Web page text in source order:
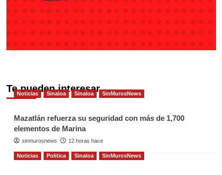
Te pueden interesar
Noticias Sinaloa Sinaloa SinMurosNews
Mazatlán refuerza su seguridad con más de 1,700
elementos de Marina
sinmurosnews 12 horas hace
Noticias Politica Sinaloa SinMurosNews